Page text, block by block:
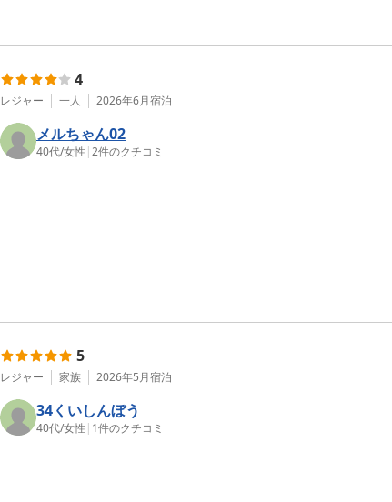
4
レジャー 一人 2026年6月宿泊
メルちゃん02
40代/女性 |2件のクチコミ
5
レジャー 家族 2026年5月宿泊
34くいしんぼう
40代/女性 | 1件のクチコミ